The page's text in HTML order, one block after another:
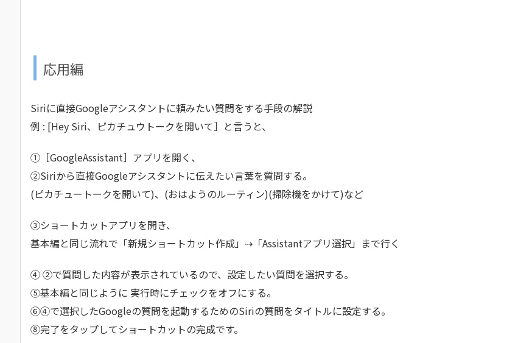
応用編
Siriに直接Googleアシスタントに頼みたい質問をする手段の解説
例 : [Hey Siri、ピカチュウトークを開いて］と言うと、
①［GoogleAssistant］アプリを開く、
②Siriから直接Googleアシスタントに伝えたい言葉を質問する。
(ピカチュートークを開いて)、(おはようのルーティン)(掃除機をかけて)など
③ショートカットアプリを開き、
基本編と同じ流れで「新規ショートカット作成」⇢「Assistantアプリ選択」まで行く
④ ②で質問した内容が表示されているので、設定したい質問を選択する。
⑤基本編と同じように 実行時にチェックをオフにする。
⑥④で選択したGoogleの質問を起動するためのSiriの質問をタイトルに設定する。
⑧完了をタップしてショートカットの完成です。